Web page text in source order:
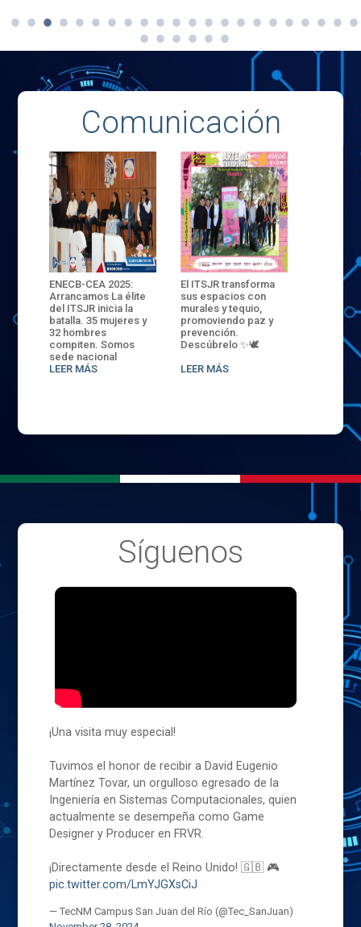
Comunicación
ENECB-CEA 2025:
Arrancamos La élite
del ITSJR inicia la
batalla. 35 mujeres y
32 hombres
compiten. Somos
sede nacional
LEER MÁS
El ITSJR transforma
sus espacios con
murales y tequio,
promoviendo paz y
prevención.
Descúbrelo ✨🕊
LEER MÁS
El
con la
de la
un curso
Síguenos
¡Una visita muy especial!
Tuvimos el honor de recibir a David Eugenio
Martínez Tovar, un orgulloso egresado de la
Ingeniería en Sistemas Computacionales, quien
actualmente se desempeña como Game
Designer y Producer en FRVR.
¡Directamente desde el Reino Unido! 🇬🇧 🎮
pic.twitter.com/LmYJGXsCiJ
— TecNM Campus San Juan del Río (@Tec_SanJuan)